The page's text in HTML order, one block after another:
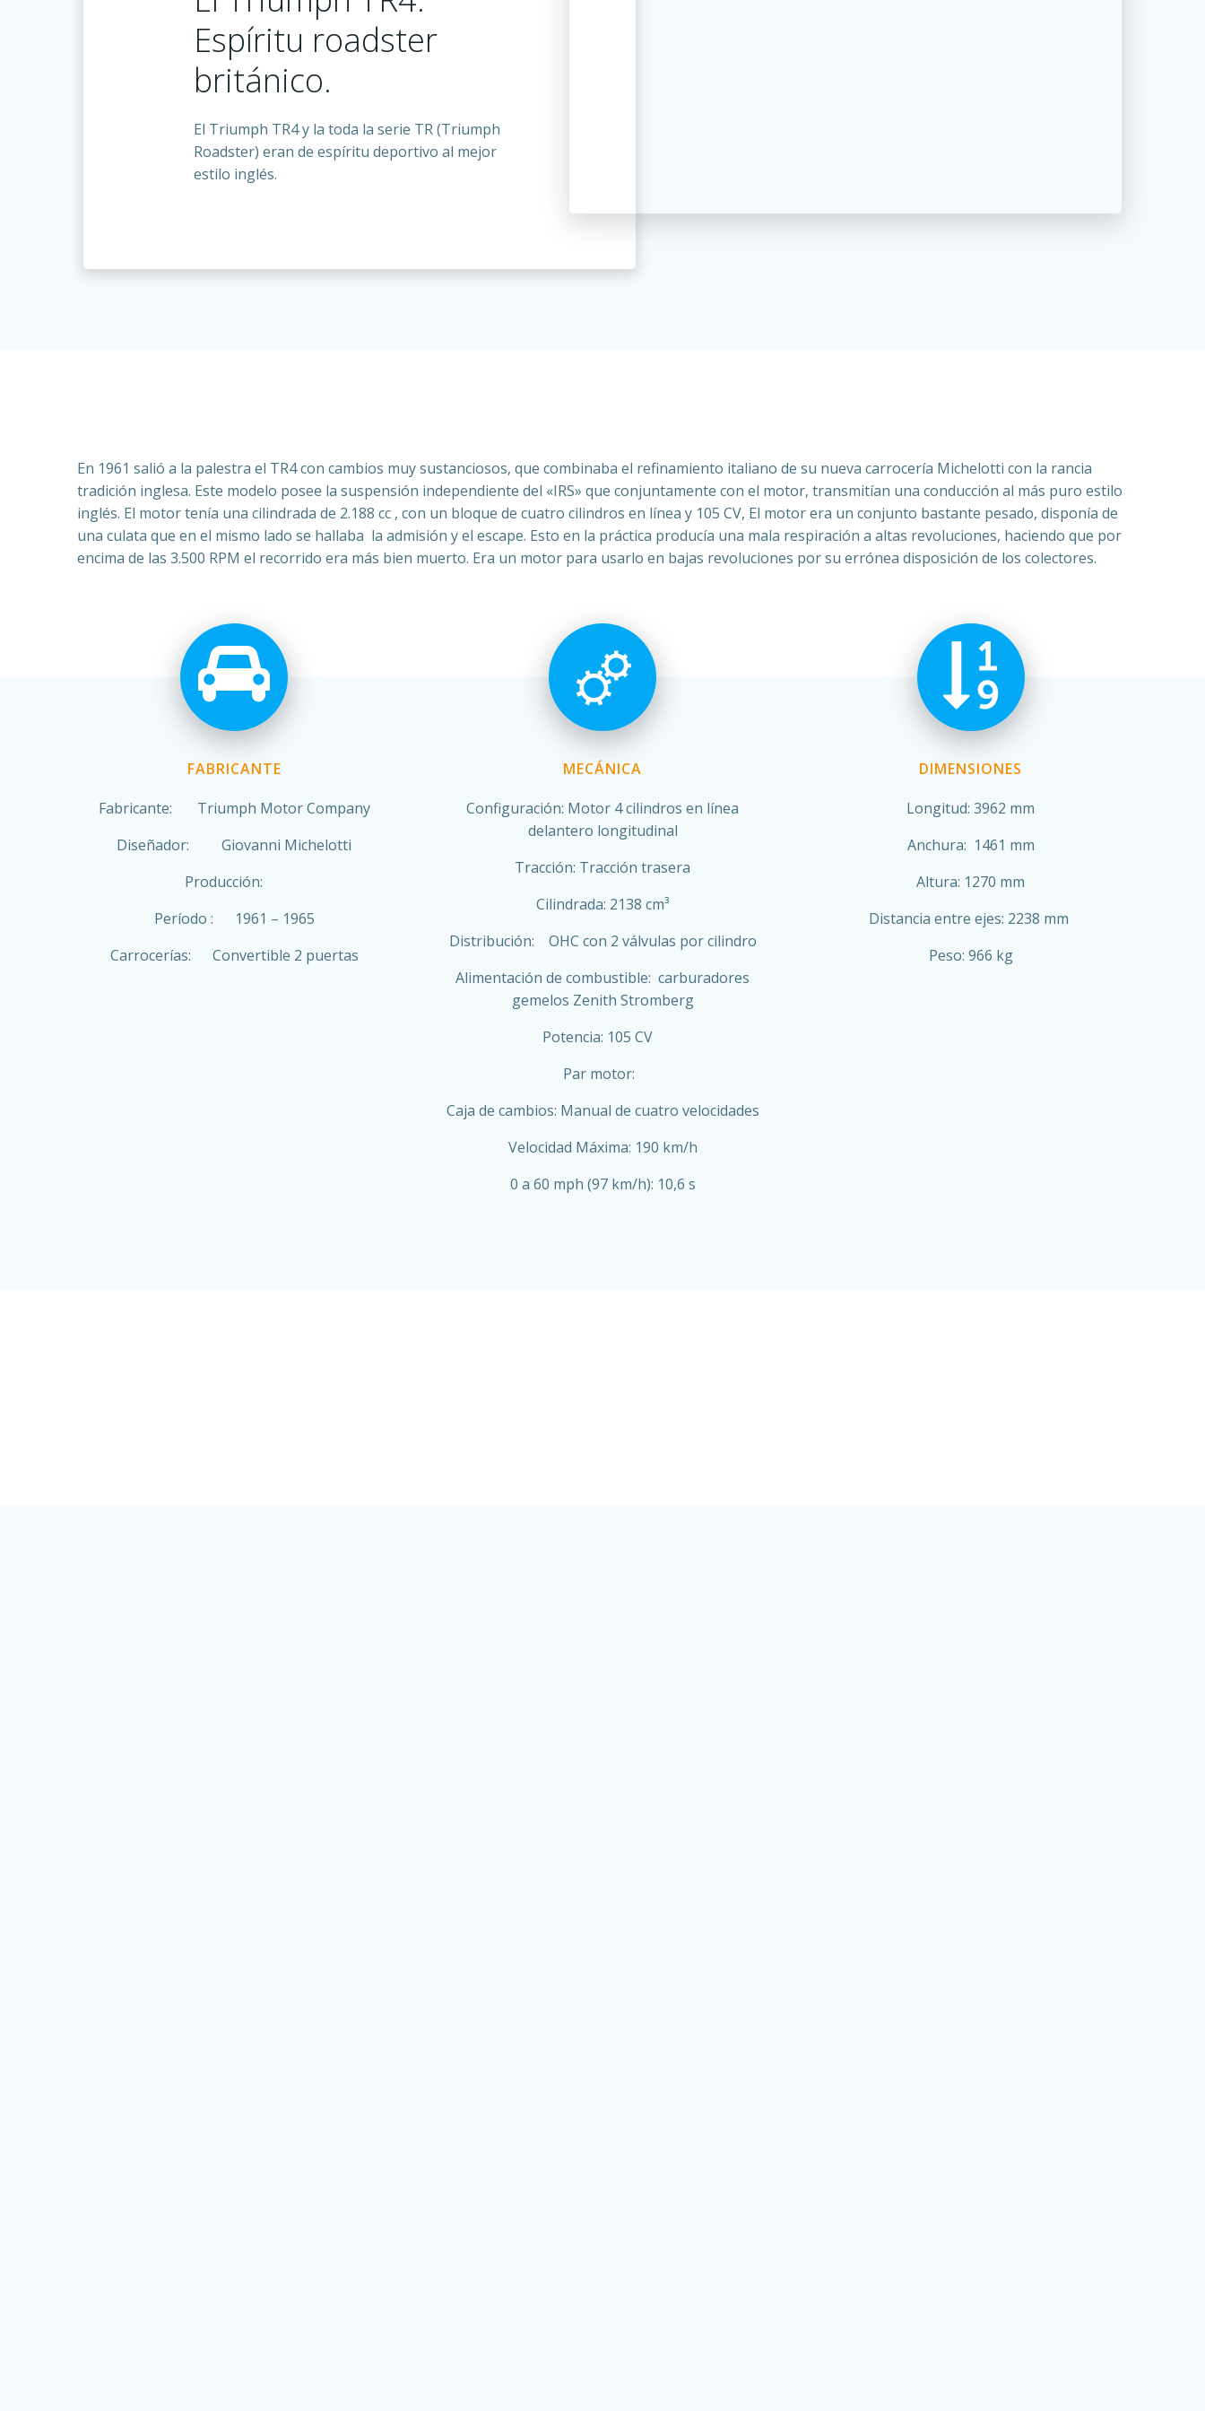
Espíritu roadster
británico.
El Triumph TR4 y la toda la serie TR (Triumph
Roadster) eran de espíritu deportivo al mejor
estilo inglés.
En 1961 salió a la palestra el TR4 con cambios muy sustanciosos, que combinaba el refinamiento italiano de su nueva carrocería Michelotti con la rancia
tradición inglesa. Este modelo posee la suspensión independiente del «IRS» que conjuntamente con el motor, transmitían una conducción al más puro estilo
inglés. El motor tenía una cilindrada de 2.188 cc , con un bloque de cuatro cilindros en línea y 105 CV, El motor era un conjunto bastante pesado, disponía de
una culata que en el mismo lado se hallaba la admisión y el escape. Esto en la práctica producía una mala respiración a altas revoluciones, haciendo que por
encima de las 3.500 RPM el recorrido era más bien muerto. Era un motor para usarlo en bajas revoluciones por su errónea disposición de los colectores.
FABRICANTE
Fabricante: Triumph Motor Company
Diseñador: Giovanni Michelotti
Producción:
Período : 1961 – 1965
Carrocerías: Convertible 2 puertas
MECÁNICA
Configuración: Motor 4 cilindros en línea
delantero longitudinal
Tracción: Tracción trasera
Cilindrada: 2138 cm³
Distribución: OHC con 2 válvulas por cilindro
Alimentación de combustible: carburadores
gemelos Zenith Stromberg
Potencia: 105 CV
Par motor:
Caja de cambios: Manual de cuatro velocidades
Velocidad Máxima: 190 km/h
0 a 60 mph (97 km/h): 10,6 s
DIMENSIONES
Longitud: 3962 mm
Anchura: 1461 mm
Altura: 1270 mm
Distancia entre ejes: 2238 mm
Peso: 966 kg